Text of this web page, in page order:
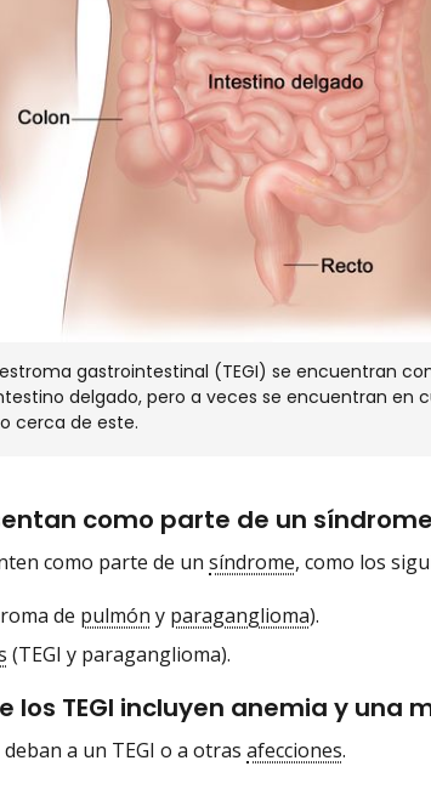
gastrointestinal (TEGI) se encuentran
delgado, pero a veces se encuentran en
cerca de este.
como parte de un
como parte de un síndrome, como los
de pulmón y paraganglioma).
(TEGI y paraganglioma).
los TEGI incluyen anemia y una
a un TEGI o a otras afecciones.